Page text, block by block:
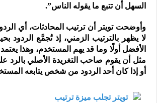
السهل أن تتبع ما يقوله الناس”.
وأوضحت تويتر أن ترتيب المحادثات، أي
لا يظهر بالترتيب الزمني، إذ تُجمَّع الردود
الأفضل أولًا وما قد يهم المستخدم، وهذا
مثل أن يقوم صاحب التغريدة الأصلي بالرد
أو إذا كان أحد الردود من شخص يتابعه